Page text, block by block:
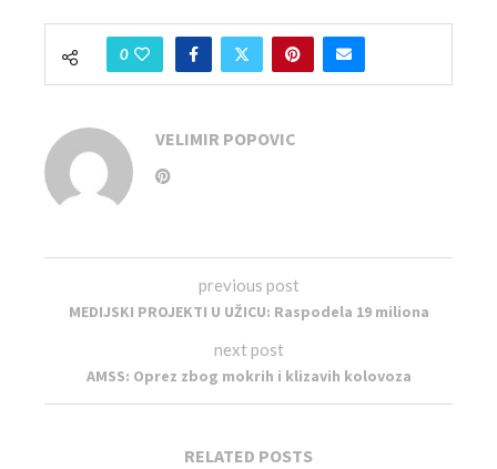
0
VELIMIR POPOVIC
previous post
MEDIJSKI PROJEKTI U UŽICU: Raspodela 19 miliona
next post
AMSS: Oprez zbog mokrih i klizavih kolovoza
RELATED POSTS